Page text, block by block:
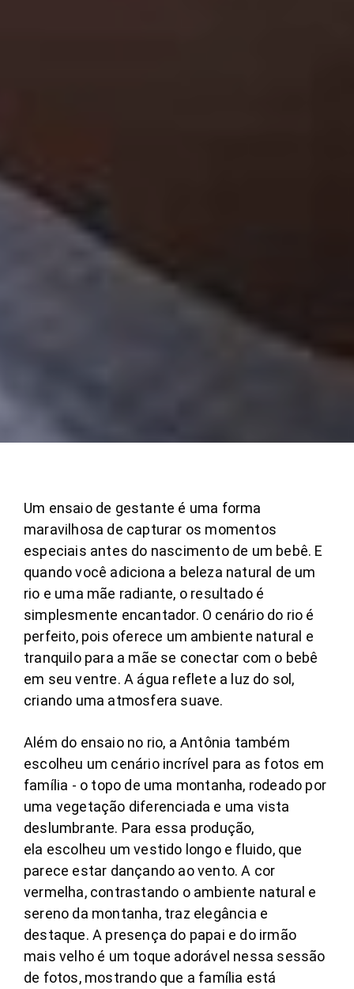
Um ensaio de gestante é uma forma
maravilhosa de capturar os momentos
especiais antes do nascimento de um bebê. E
quando você adiciona a beleza natural de um
rio e uma mãe radiante, o resultado é
simplesmente encantador. O cenário do rio é
perfeito, pois oferece um ambiente natural e
tranquilo para a mãe se conectar com o bebê
em seu ventre. A água reflete a luz do sol,
criando uma atmosfera suave.
Além do ensaio no rio, a Antônia também
escolheu um cenário incrível para as fotos em
família - o topo de uma montanha, rodeado por
uma vegetação diferenciada e uma vista
deslumbrante. Para essa produção,
ela escolheu um vestido longo e fluido, que
parece estar dançando ao vento. A cor
vermelha, contrastando o ambiente natural e
sereno da montanha, traz elegância e
destaque. A presença do papai e do irmão
mais velho é um toque adorável nessa sessão
de fotos, mostrando que a família está